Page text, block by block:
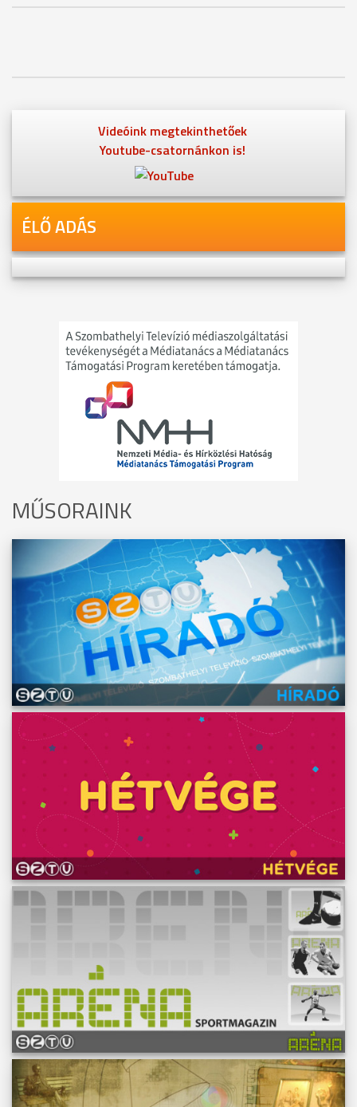
Videóink megtekinthetőek
Youtube-csatornánkon is!
ÉLŐ ADÁS
MŰSORAINK